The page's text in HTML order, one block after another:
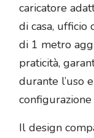
caricatore
di casa, ufficio
di 1 metro
praticità,
durante l’uso
Il design